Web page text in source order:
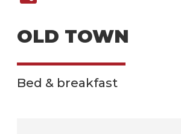
OLD TOWN
Bed & breakfast